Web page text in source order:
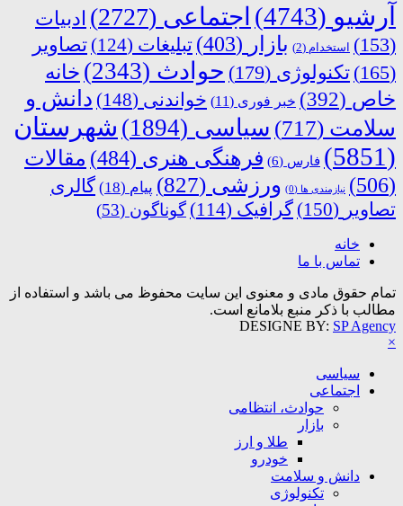
آرشیو (4743) اجتماعی (2727)
ادبیات
(153)
استخدام (2) بازار (403) تبلیغات (124)
تصاویر
(165)
تکنولوژی (179) حوادث (2343)
خانه
خاص (392) خبر فوری (11) خواندنی (148)
دانش و
سلامت (717) سیاسی (1894)
شهرستان
(5851)
فارس (6) فرهنگی هنری (484)
مقالات
(506)
نیازمندی ها (0) ورزشی (827) پیام (18)
گالری
تصاویر (150) گرافیک (114) گوناگون (53)
خانه
تماس با ما
تمام حقوق مادی و معنوی این سایت محفوظ می باشد و استفاده از
مطالب با ذکر منبع بلامانع است.
DESIGNE BY: SP Agency
×
سیاسی
اجتماعی
حوادث، انتظامی
بازار
طلا و ارز
خودرو
دانش و سلامت
تکنولوژی